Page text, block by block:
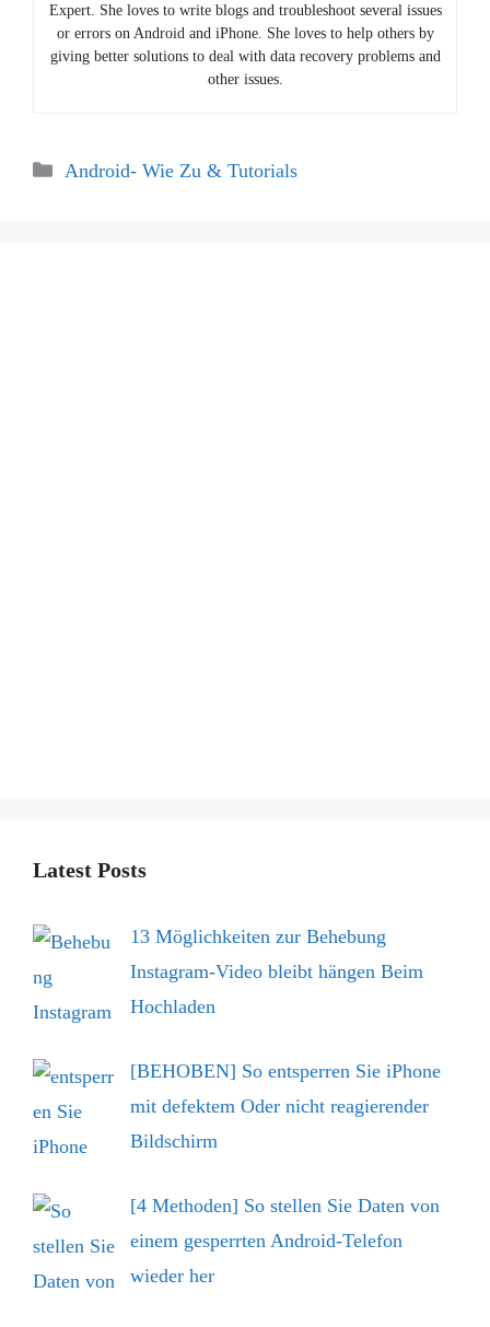
Expert. She loves to write blogs and troubleshoot several issues
or errors on Android and iPhone. She loves to help others by
giving better solutions to deal with data recovery problems and
other issues.
Categories
Android- Wie Zu & Tutorials
Latest Posts
13 Möglichkeiten zur Behebung
Instagram-Video bleibt hängen Beim
Hochladen
[BEHOBEN] So entsperren Sie iPhone
mit defektem Oder nicht reagierender
Bildschirm
[4 Methoden] So stellen Sie Daten von
einem gesperrten Android-Telefon
wieder her